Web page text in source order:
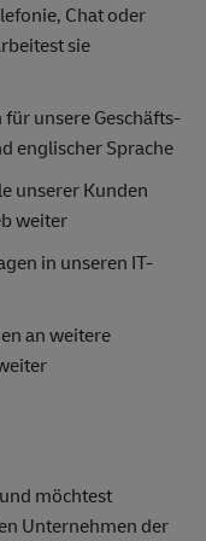
Chat oder
sie
unsere Geschäfts-
englischer Sprache
unserer Kunden
weiter
in unseren IT-
an weitere
möchtest
Unternehmen der